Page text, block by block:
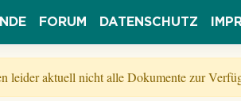
FORUM DATENSCHUTZ
leider aktuell nicht alle Dokumente zur